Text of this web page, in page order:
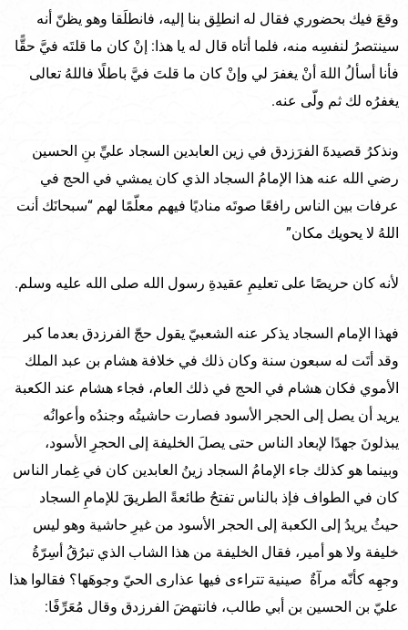
وقعَ فيك بحضوري فقال له انطلِق بنا إليه، فانطلَقا وهو يظنّ أنه
سينتصرُ لنفسِه منه، فلما أتاه قال له يا هذا: إنْ كان ما قلتَه فيَّ حقًّا
فأنا أسألُ اللهَ أنْ يغفرَ لي وإنْ كان ما قلتَ فيَّ باطلًا فاللهُ تعالى
يغفرُه لك ثم ولّى عنه.
ونذكرُ قصيدةَ الفرَزدق في زين العابدين السجاد عليِّ بنِ الحسين
رضي الله عنه هذا الإمامُ السجاد الذي كان يمشي في الحج في
عرفات بين الناس رافعًا صوتَه مناديًا فيهم معلّمًا لهم “سبحانَك أنت
اللهُ لا يحويك مكان”
لأنه كان حريصًا على تعليمِ عقيدةِ رسول الله صلى الله عليه وسلم.
فهذا الإمام السجاد يذكر عنه الشعبيّ يقول حجّ الفرزدق بعدما كبر
وقد أتَت له سبعون سنة وكان ذلك في خلافة هشام بن عبد الملك
الأموي فكان هشام في الحج في ذلك العام، فجاء هشام عند الكعبة
يريد أن يصل إلى الحجر الأسود فصارت حاشيتُه وجندُه وأعوانُه
يبذلونَ جهدًا لإبعاد الناس حتى يصلَ الخليفة إلى الحجرِ الأسود،
وبينما هو كذلك جاء الإمامُ السجاد زينُ العابدين كان في غِمار الناس
كان في الطواف فإذ بالناس تفتحُ طائعةً الطريقَ للإمامِ السجاد
حيثُ يريدُ إلى الكعبة إلى الحجر الأسود من غيرِ حاشية وهو ليس
خليفة ولا هو أمير، فقال الخليفة من هذا الشاب الذي تبرُقُ أسِرّةُ
وجهِه كأنّه مرآةٌ صينية تتراءى فيها عذارى الحيّ وجوهَها؟ فقالوا هذا
عليّ بن الحسين بن أبي طالب، فانتهضَ الفرزدق وقال مُعَرِّفًا: